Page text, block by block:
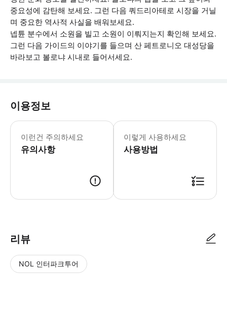
중요성에 감탄해 보세요. 그런 다음 쿼드리아테로 시장을 거닐
며 중요한 역사적 사실을 배워보세요.
넵튠 분수에서 소원을 빌고 소원이 이뤄지는지 확인해 보세요.
그런 다음 가이드의 이야기를 들으며 산 페트로니오 대성당을
바라보고 볼로냐 시내로 들어서세요.
이용정보
이런건 주의하세요
유의사항
이 투어는 거동이 불편하신 분께는
이렇게 사용하세요
사용방법
리뷰
NOL 인터파크투어